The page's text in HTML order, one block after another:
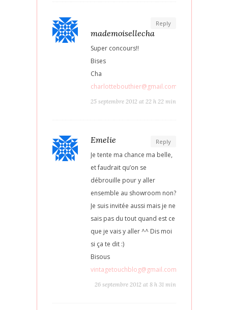
Reply
mademoisellecha
Super concours!!
Bises
Cha
charlottebouthier@gmail.com
25 septembre 2012 at 22 h 22 min
Reply
Emelie
Je tente ma chance ma belle,
et faudrait qu’on se
débrouille pour y aller
ensemble au showroom non?
Je suis invitée aussi mais je ne
sais pas du tout quand est ce
que je vais y aller ^^ Dis moi
si ça te dit :)
Bisous
vintagetouchblog@gmail.com
26 septembre 2012 at 8 h 31 min